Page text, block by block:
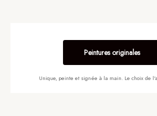
Peintures originales
Unique, peinte et signée à la main. Le choix de